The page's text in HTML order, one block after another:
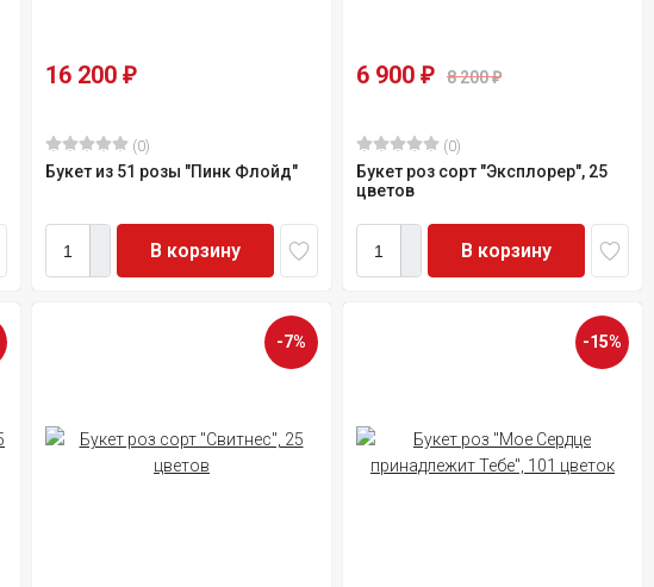
16 200 ₽
(0)
Букет из 51 розы "Пинк Флойд"
В корзину
6 900 ₽ 8 200₽
(0)
Букет роз сорт "Эксплорер", 25
цветов
В корзину
-7% -15%